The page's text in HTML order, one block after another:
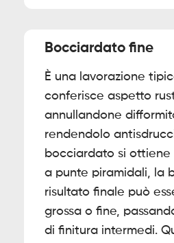
Bocciardato fine
È una lavorazione
conferisce aspetto
annullandone
rendendolo
bocciardato si ottiene
a punte piramidali, la
risultato finale può
grossa o fine,
di finitura intermedi.